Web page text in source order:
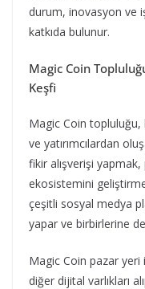
durum, inovasyon ve
katkıda bulunur.
Magic Coin
Keşfi
Magic Coin topluluğu,
ve yatırımcılardan
fikir alışverişi
ekosistemini
çeşitli sosyal medya
yapar ve birbirlerine
Magic Coin pazar yeri
diğer dijital varlıkları